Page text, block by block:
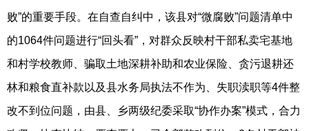
败”的重要手段。在自查自纠中，该县对“微腐败”问题清单中
的1064件问题进行“回头看”，对群众反映村干部私卖宅基地
和村学校教师、骗取土地深耕补助和农业保险、贪污退耕还
林和粮食直补款以及县水务局执法不作为、失职渎职等4件整
改不到位问题，由县、乡两级纪委采取“协作办案”模式，合力